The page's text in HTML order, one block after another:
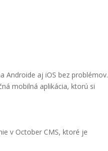
Androide aj iOS bez problémov.
mobilná aplikácia, ktorú si
v October CMS, ktoré je